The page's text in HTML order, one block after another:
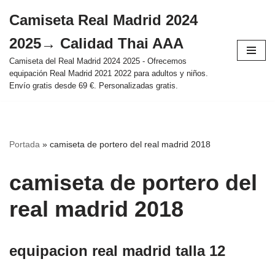
al
contenido
Camiseta Real Madrid 2024
2025→ Calidad Thai AAA
Camiseta del Real Madrid 2024 2025 - Ofrecemos
equipación Real Madrid 2021 2022 para adultos y niños.
Envío gratis desde 69 €. Personalizadas gratis.
Portada » camiseta de portero del real madrid 2018
camiseta de portero del
real madrid 2018
equipacion real madrid talla 12